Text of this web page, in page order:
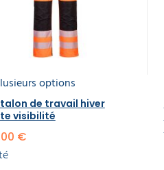
options
de travail hiver
visibilité
€